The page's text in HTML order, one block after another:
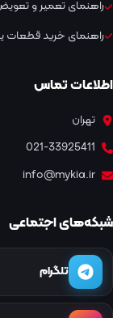
راهنمای تعمیر و
راهنمای خرید قطعات
اطلاعات تماس
تهران
021-33925411
info@mykia.ir
شبکه‌های اجتماعی
تلگرام